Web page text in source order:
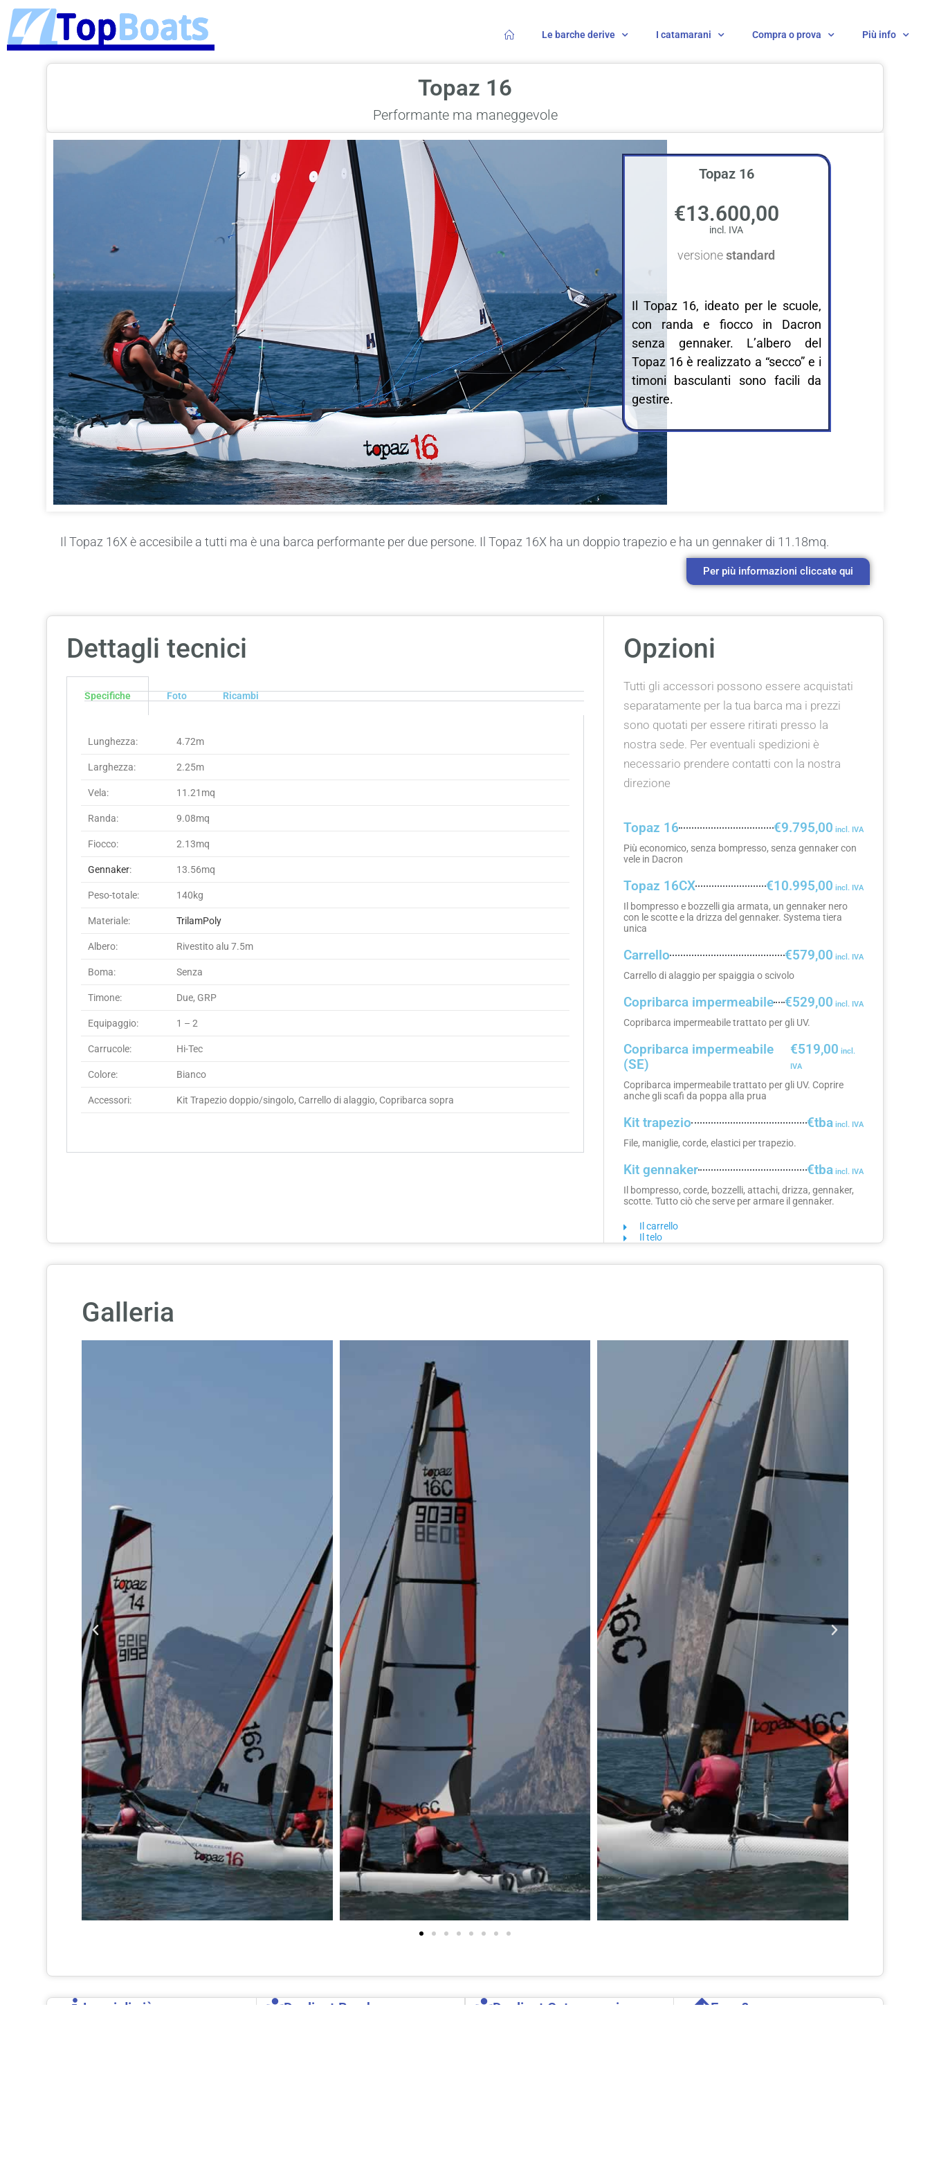
Le barche derive I catamarani Compra o prova Più info
Topaz 16
Performante ma maneggevole
Topaz 16
€13.600,00
versionestandard
Il Topaz 16, ideato per le scuole,
con randa e fiocco in Dacron
senza gennaker. L’albero del
Topaz 16 è realizzato a “secco” e i
timoni basculanti sono facili da
gestire.
Il Topaz 16X è accesibile a tutti ma è una barca performante per due persone. Il Topaz 16X ha un doppio trapezio e ha un gennaker di 11.18mq.
Per più informazioni cliccate qui
Dettagli tecnici
Specifiche Foto Ricambi
Lunghezza: 4.72m
Larghezza: 2.25m
Vela: 11.21mq
Randa: 9.08mq
Fiocco: 2.13mq
Gennaker: 13.56mq
Peso-totale: 140kg
Materiale: TrilamPoly
Albero: Rivestito alu 7.5m
Boma: Senza
Timone: Due, GRP
Equipaggio: 1 – 2
Carrucole: Hi-Tec
Colore: Bianco
Accessori: Kit Trapezio doppio/singolo, Carrello di alaggio, Copribarca sopra
Opzioni
Tutti gli accessori possono essere acquistati
separatamente per la tua barca ma i prezzi
sono quotati per essere ritirati presso la
nostra sede. Per eventuali spedizioni è
necessario prendere contatti con la nostra
direzione
Topaz 16 €9.795,00
Più economico, senza bompresso, senza gennaker con
vele in Dacron
Topaz 16CX €10.995,00
Il bompresso e bozzelli gia armata, un gennaker nero
con le scotte e la drizza del gennaker. Systema tiera
unica
Carrello €579,00
Carrello di alaggio per spaiggia o scivolo
Copribarca impermeabile €529,00
Copribarca impermeabile trattato per gli UV.
Copribarca impermeabile
(SE)
€519,00
Copribarca impermeabile trattato per gli UV. Coprire
anche gli scafi da poppa alla prua
Kit trapezio €tba
File, maniglie, corde, elastici per trapezio.
Kit gennaker €tba
Il bompresso, corde, bozzelli, attachi, drizza, gennaker,
scotte. Tutto ciò che serve per armare il gennaker.
Il carrello
Il telo
Galleria
Leggi di più Depliant Barche Depliant Catamarani E ora?